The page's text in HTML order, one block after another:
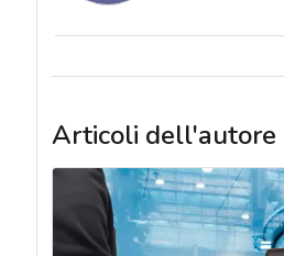
Articoli dell'autore